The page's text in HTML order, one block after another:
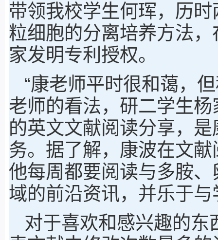
带领我校学生何珲，历
粒细胞的分离培养方法
家发明专利授权。
“康老师平时很和蔼，
老师的看法，研二学生
的英文文献阅读分享，
务。据了解，康波在文
他每周都要阅读与多胺
域的前沿资讯，并乐于
对于喜欢和感兴趣的